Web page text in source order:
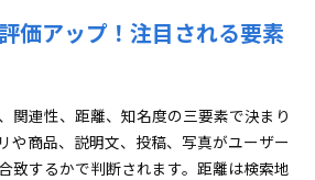
価アップ！注目される要素
関連性、距離、知名度の三要素で決まり
や商品、説明文、投稿、写真がユーザー
致するかで判断されます。距離は検索地